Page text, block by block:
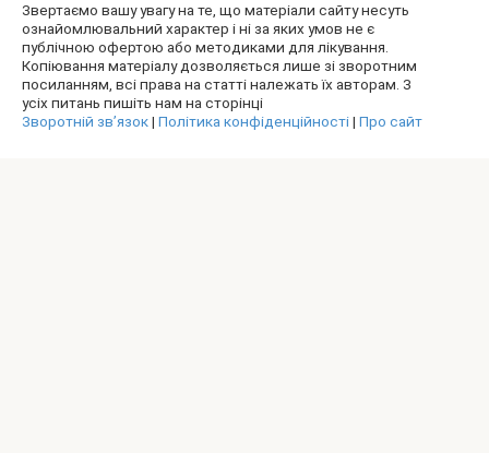
Звертаємо вашу увагу на те, що матеріали сайту несуть
ознайомлювальний характер і ні за яких умов не є
публічною офертою або методиками для лікування.
Копіювання матеріалу дозволяється лише зі зворотним
посиланням, всі права на статті належать їх авторам. З
усіх питань пишіть нам на сторінці
Зворотній зв’язок| Політика конфіденційності| Про сайт